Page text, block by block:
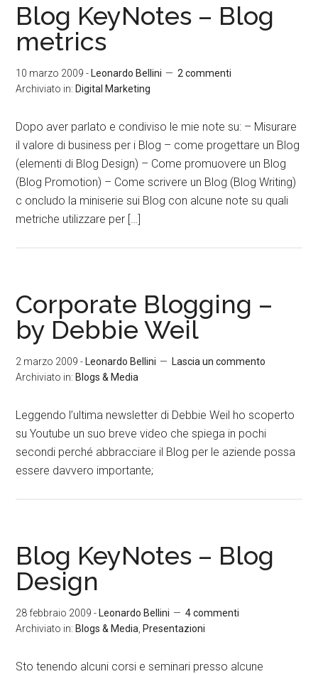
Blog KeyNotes – Blog
metrics
10 marzo 2009 - Leonardo Bellini
2 commenti
Archiviato in: Digital Marketing
Dopo aver parlato e condiviso le mie note su: – Misurare
il valore di business per i Blog – come progettare un Blog
(elementi di Blog Design) – Come promuovere un Blog
(Blog Promotion) – Come scrivere un Blog (Blog Writing)
c oncludo la miniserie sui Blog con alcune note su quali
metriche utilizzare per […]
Corporate Blogging –
by Debbie Weil
2 marzo 2009 - Leonardo Bellini
Lascia un commento
Archiviato in: Blogs & Media
Leggendo l’ultima newsletter di Debbie Weil ho scoperto
su Youtube un suo breve video che spiega in pochi
secondi perché abbracciare il Blog per le aziende possa
essere davvero importante;
Blog KeyNotes – Blog
Design
28 febbraio 2009 - Leonardo Bellini
4 commenti
Archiviato in: Blogs & Media Presentazioni
Sto tenendo alcuni corsi e seminari presso alcune